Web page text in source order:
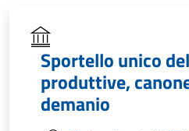
Sportello unico
produttive,
demanio